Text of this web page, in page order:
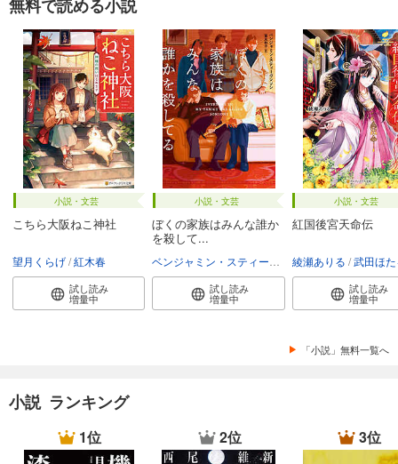
無料で読める小説
小説・文芸
こちら大阪ねこ神社
望月くらげ 紅木春
試し読み
増量中
小説・文芸
ぼくの家族はみんな誰か
を殺して...
富永和子
試し読み
増量中
小説・文芸
紅国後宮天命伝
綾瀬ありる 武田ほ
試し読み
増量中
「小説」無料一覧へ
小説 ランキング
1位 2位 3位